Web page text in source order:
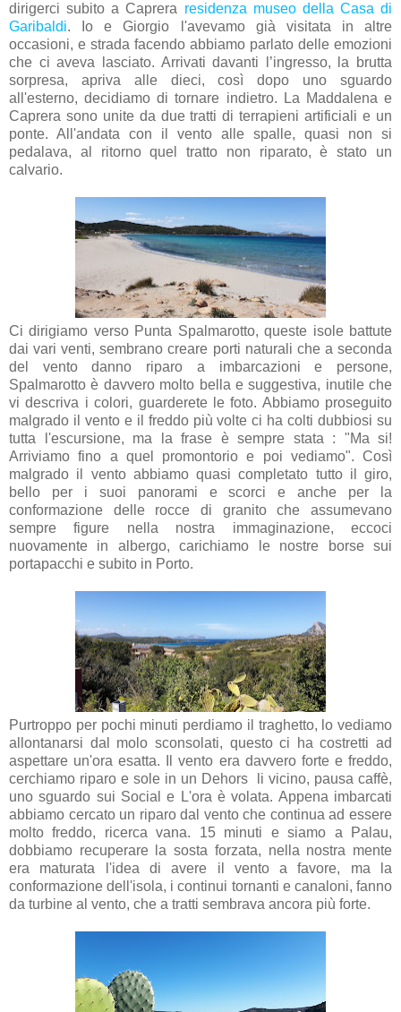
dirigerci subito a Caprera residenza museo della Casa di
Garibaldi. Io e Giorgio l'avevamo già visitata in altre
occasioni, e strada facendo abbiamo parlato delle emozioni
che ci aveva lasciato. Arrivati davanti l’ingresso, la brutta
sorpresa, apriva alle dieci, così dopo uno sguardo
all'esterno, decidiamo di tornare indietro. La Maddalena e
Caprera sono unite da due tratti di terrapieni artificiali e un
ponte. All'andata con il vento alle spalle, quasi non si
pedalava, al ritorno quel tratto non riparato, è stato un
calvario.
Ci dirigiamo verso Punta Spalmarotto, queste isole battute
dai vari venti, sembrano creare porti naturali che a seconda
del vento danno riparo a imbarcazioni e persone,
Spalmarotto è davvero molto bella e suggestiva, inutile che
vi descriva i colori, guarderete le foto. Abbiamo proseguito
malgrado il vento e il freddo più volte ci ha colti dubbiosi su
tutta l'escursione, ma la frase è sempre stata : "Ma si!
Arriviamo fino a quel promontorio e poi vediamo". Così
malgrado il vento abbiamo quasi completato tutto il giro,
bello per i suoi panorami e scorci e anche per la
conformazione delle rocce di granito che assumevano
sempre figure nella nostra immaginazione, eccoci
nuovamente in albergo, carichiamo le nostre borse sui
portapacchi e subito in Porto.
Purtroppo per pochi minuti perdiamo il traghetto, lo vediamo
allontanarsi dal molo sconsolati, questo ci ha costretti ad
aspettare un'ora esatta. Il vento era davvero forte e freddo,
cerchiamo riparo e sole in un Dehors li vicino, pausa caffè,
uno sguardo sui Social e L'ora è volata. Appena imbarcati
abbiamo cercato un riparo dal vento che continua ad essere
molto freddo, ricerca vana. 15 minuti e siamo a Palau,
dobbiamo recuperare la sosta forzata, nella nostra mente
era maturata l'idea di avere il vento a favore, ma la
conformazione dell'isola, i continui tornanti e canaloni, fanno
da turbine al vento, che a tratti sembrava ancora più forte.